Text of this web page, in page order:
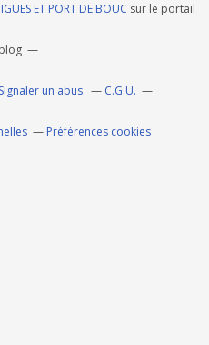
ET PORT DE BOUC sur le portail
Signaler un abus C.G.U.
Préférences cookies